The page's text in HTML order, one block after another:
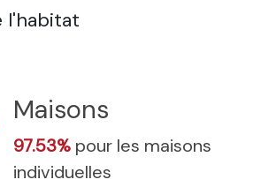
l'habitat
Maisons
97.53% pour les maisons
individuelles